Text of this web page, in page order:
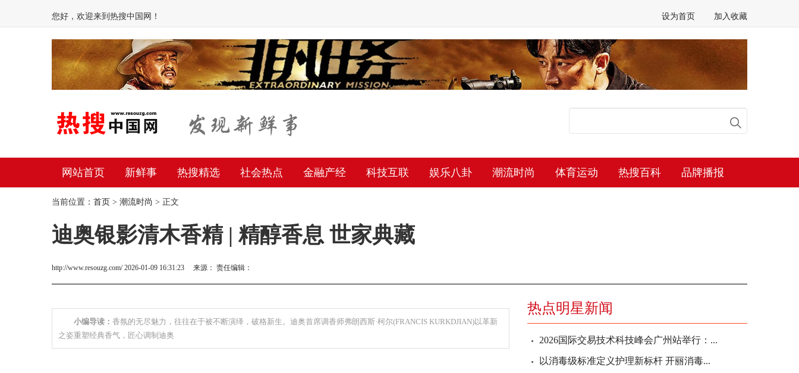
您好，欢迎来到热搜中国网！ 设为首页 加入收藏
网站首页 新鲜事 热搜精选 社会热点 金融产经 科技互联 娱乐八卦 潮流时尚 体育运动 热搜百科 品牌播报
当前位置： 首页 > 潮流时尚 > 正文
迪奥银影清木香精 | 精醇香息 世家典藏
http://www.resouzg.com/ 2026-01-09 16:31:23 来源： 责任编辑：
小编导读： 香氛的无尽魅力，往往在于被不断演绎，破格新生。迪奥首席调香师弗朗西斯·柯尔(FRANCIS KURKDJIAN)以革新
之姿重塑经典香气，匠心调制迪奥
热点明星新闻
2026国际交易技术科技峰会广州站举行：...
以消毒级标准定义护理新标杆 开丽消毒...